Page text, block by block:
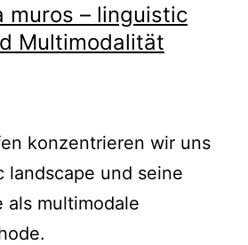
muros – linguistic
Multimodalität
konzentrieren wir uns
landscape und seine
als multimodale